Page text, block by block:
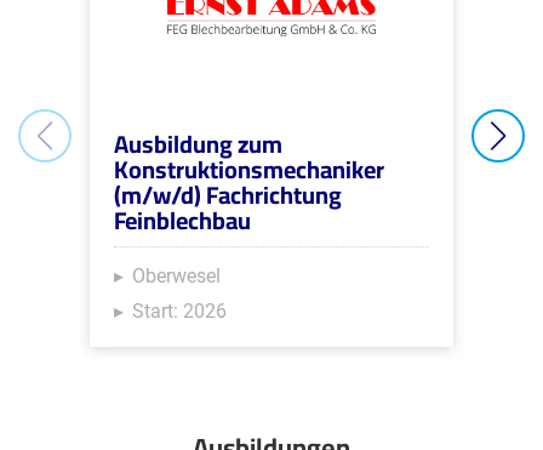
Ausbildung zum
Konstruktionsmechaniker
(m/w/d) Fachrichtung
Feinblechbau
Oberwesel
Start: 2026